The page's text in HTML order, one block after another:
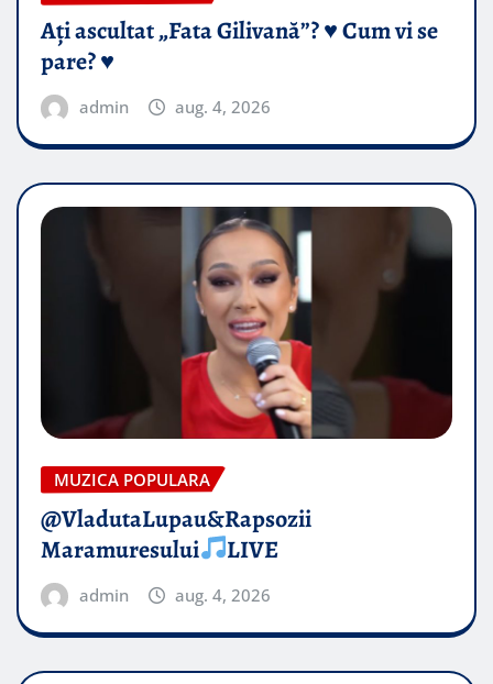
Ați ascultat „Fata Gilivană”? ♥️ Cum vi se
pare? ♥️
admin aug. 4, 2026
MUZICA POPULARA
@VladutaLupau&Rapsozii
Maramuresului
LIVE
admin aug. 4, 2026